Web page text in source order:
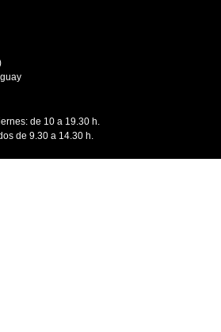
de 10 a 19.30 h.
de 9.30 a 14.30 h.